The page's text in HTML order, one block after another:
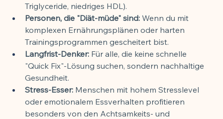
Triglyceride, niedriges HDL).
Personen, die "Diät-müde" sind: Wenn du mit
komplexen Ernährungsplänen oder harten
Trainingsprogrammen gescheitert bist.
Langfrist-Denker: Für alle, die keine schnelle
"Quick Fix"-Lösung suchen, sondern nachhaltige
Gesundheit.
Stress-Esser: Menschen mit hohem Stresslevel
oder emotionalem Essverhalten profitieren
besonders von den Achtsamkeits- und